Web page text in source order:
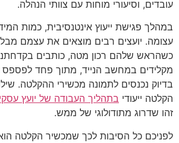
עובדים, וסיעורי מוחות עם צוותי הנהלה.
במהלך פגישת ייעוץ אינטנסיבית, כמות
עצומה. יועצים רבים מוצאים את עצמם
כשהראש שלהם רכון מטה, כותבים
מקלידים במחשב הנייד, מתוך פחד לפספס
בדיוק נכנסים לתמונה מכשירי ההקלטה.
הקלטה ייעודי בתהליך העבודה של יועץ עסקי
זהו שדרוג מתודולוגי של ממש.
לפניכם כל הסיבות לכך שמכשיר הקלטה